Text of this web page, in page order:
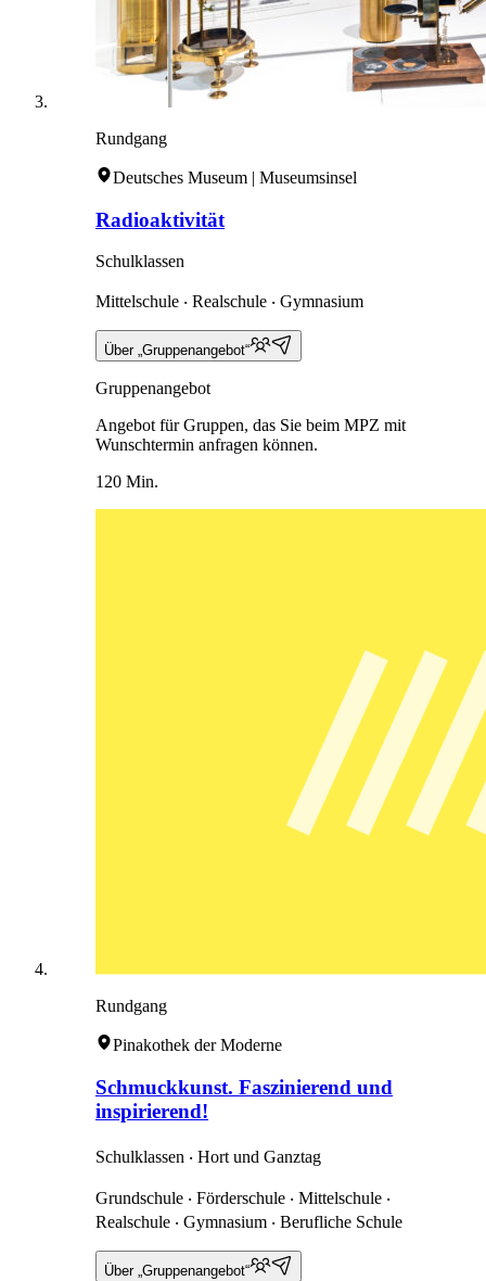
Rundgang
Deutsches Museum | Museumsinsel
Radioaktivität
Schulklassen
Mittelschule ‧ Realschule ‧ Gymnasium
Über „Gruppenangebot“
Gruppenangebot
Angebot für Gruppen, das Sie beim MPZ mit
Wunschtermin anfragen können.
120 Min.
Rundgang
Pinakothek der Moderne
Schmuckkunst. Faszinierend und
inspirierend!
Schulklassen ‧ Hort und Ganztag
Grundschule ‧ Förderschule ‧ Mittelschule ‧
Realschule ‧ Gymnasium ‧ Berufliche Schule
Über „Gruppenangebot“